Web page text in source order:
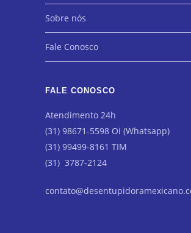
Sobre nós
Fale Conosco
FALE CONOSCO
Atendimento 24h
(31) 98671-5598 Oi (Whatsapp)
(31) 99499-8161 TIM
(31) 3787-2124